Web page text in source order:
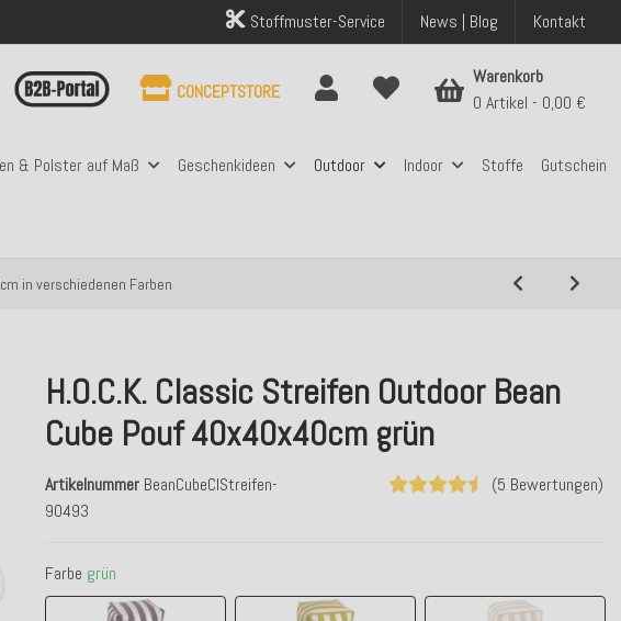
Stoffmuster-Service News | Blog Kontakt
& Polster auf Maß Geschenkideen Outdoor Indoor Stoffe Gutschein
CONCEPTSTORE
Warenkorb
0 Artikel
0,00 €
in verschiedenen Farben
H.O.C.K. Classic Streifen Outdoor Bean
Cube Pouf 40x40x40cm grün
(5 Bewertungen)
Artikelnummer BeanCubeClStreifen-
90493
Farbe grün
brombeer grün natur